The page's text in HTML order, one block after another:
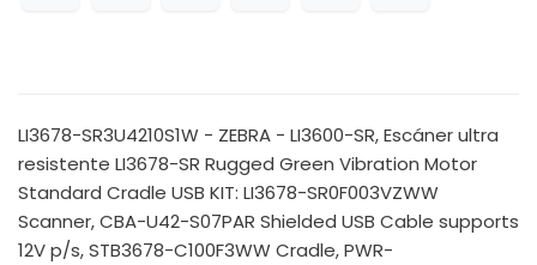
LI3678-SR3U4210S1W - ZEBRA - LI3600-SR, Escáner ultra
resistente LI3678-SR Rugged Green Vibration Motor
Standard Cradle USB KIT: LI3678-SR0F003VZWW
Scanner, CBA-U42-S07PAR Shielded USB Cable supports
12V p/s, STB3678-C100F3WW Cradle, PWR-